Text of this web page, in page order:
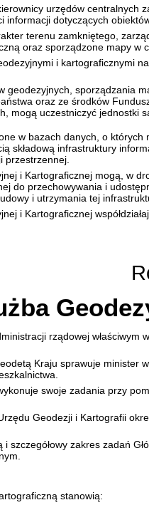
urzędów centralnych
informacji dotyczących
terenu zamkniętego,
oraz sporządzone mapy w
i kartograficznymi
geodezyjnych, sporządzania
oraz ze środków
mogą uczestniczyć jednostki
w bazach danych, o
składową infrastruktury
przestrzennej
i Kartograficznej mogą, w
do przechowywania i
i utrzymania tej
i Kartograficznej
rządowej właściwym
Kraju sprawuje minister
swoje zadania przy
Geodezji i Kartografii
szczegółowy zakres zadań
stanowią: